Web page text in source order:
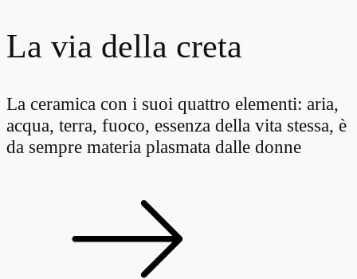
La via della creta
La ceramica con i suoi quattro elementi: aria,
acqua, terra, fuoco, essenza della vita stessa, è
da sempre materia plasmata dalle donne